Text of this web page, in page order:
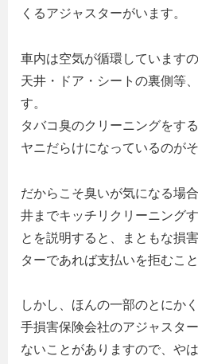
くるアジャスターがいます。
車内は空気が循環しています
天井・ドア・シートの裏側等
す。
タバコ臭のクリーニングをす
ヤニだらけになっているのが
だからこそ臭いが気になる場
井までキッチリクリーニング
とを説明すると、まともな損
ターであれば支払いを拒むこ
しかし、ほんの一部のとにか
手損害保険会社のアジャスタ
ないことがありますので、や